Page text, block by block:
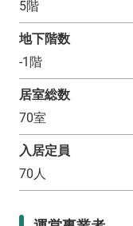
5階
地下階数
-1 階
居室総数
70室
入居定員
70人